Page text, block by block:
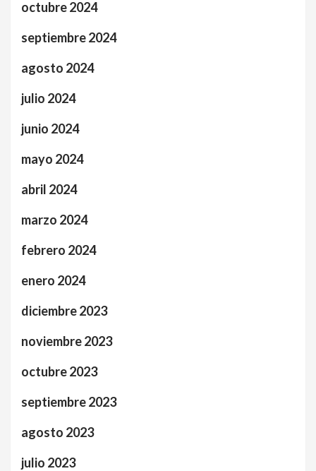
octubre 2024
septiembre 2024
agosto 2024
julio 2024
junio 2024
mayo 2024
abril 2024
marzo 2024
febrero 2024
enero 2024
diciembre 2023
noviembre 2023
octubre 2023
septiembre 2023
agosto 2023
julio 2023